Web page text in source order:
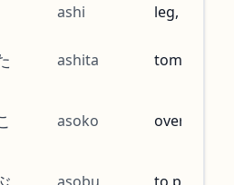
ashi leg, foot
ashita tomorrow
asoko over there